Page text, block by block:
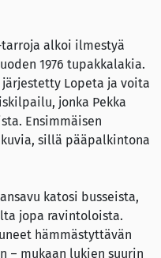
tarroja alkoi ilmestyä
1976 tupakkalakia.
Lopeta ja voita
jonka Pekka
Ensimmäisen
sillä pääpalkintona
katosi busseista,
jopa ravintoloista.
hämmästyttävän
– mukaan lukien suurin